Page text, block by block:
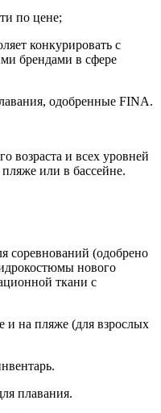
по цене;
конкурировать с
брендами в сфере
одобренные FINA.
возраста и всех уровней
или в бассейне.
соревнований (одобрено
нового
ткани с
и на пляже (для взрослых
плавания.